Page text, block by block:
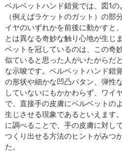
ベルベットハンド錯覚では、図1
（例えばラケットのガット）の部
イヤのいずれかを前後に動かすと
とは異なる奇妙な触り心地が生じ
ベットを冠しているのは、この奇
似ていると思った人がいたからだ
な示唆です。ベルベットハンド錯
の形状や細かな凹凸パタン、弾性
していないにもかかわらず、ワイ
で、直接手の皮膚にベルベットの
生じさせる現象であるといえます
に調べることで、手の皮膚に対し
つくり出せる方法のヒントがみつ
た。